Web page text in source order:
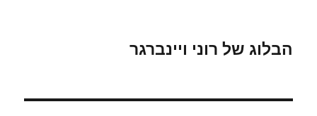
הבלוג של רוני ויינברגר